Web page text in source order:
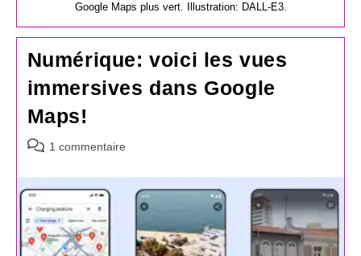
Google Maps plus vert. Illustration: DALL-E3.
Numérique: voici les vues
immersives dans Google
Maps!
Commentaires
la
publication :
1 commentaire